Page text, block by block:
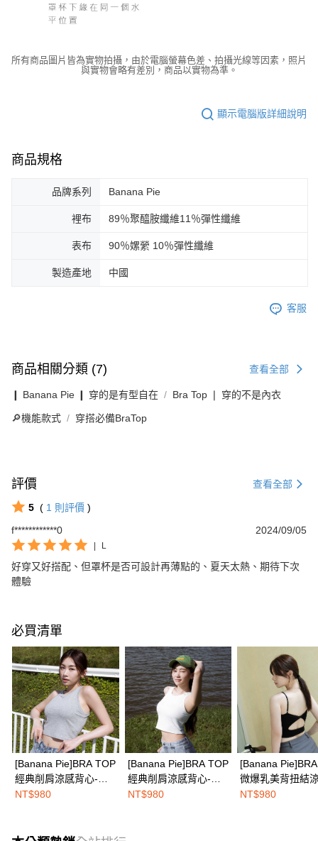
所有商品圖片皆為實物拍攝，由於電腦螢幕色差、拍攝光線等因素，照片
與實物會略有差別，商品以實物為準。
顯示電腦版詳細說明
商品規格
品牌系列 Banana Pie
裡布 89％聚醯胺纖維11％彈性纖維
表布 90％嫘縈 10％彈性纖維
製造產地 中國
客服
商品相關分類 (7) 查看全部
❙ Banana Pie ❙ 穿的是有型自在 Bra Top ❘ 穿的不是內衣
🔎機能款式 穿搭必備BraTop
評價 查看全部
5 ( 1 則評價 )
f************0
2024/09/05
| L
好穿又好搭配、但罩杯是否可設計再薄點的、夏天太熱、期待下次
體驗
必買清單
[Banana Pie]BRA TOP
經典削肩涼感背心-月
灰
NT$980
[Banana Pie]BRA TOP
經典削肩涼感背心-椰
白
NT$980
[Banana
微爆乳美背扭結
心-黑影
NT$980